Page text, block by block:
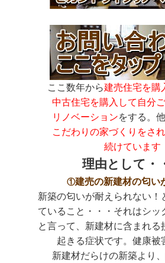
ここ数年から建売住宅を購
中古住宅を購入して自分
リノベーションをする。
こだわりの家づくりをさ
続けています
理由として・
①建売の新建材の匂い
新築の匂いが耐えられない！
ていること・・・それはシッ
と言って、新建材に含まれる
起きる症状です。健康被
新建材だらけの新築より